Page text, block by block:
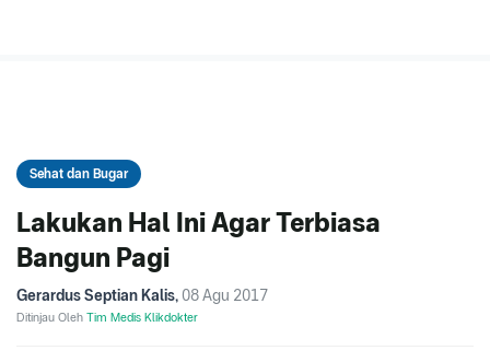
Sehat dan Bugar
Lakukan Hal Ini Agar Terbiasa
Bangun Pagi
Gerardus Septian Kalis, 08 Agu 2017
Ditinjau Oleh Tim Medis Klikdokter